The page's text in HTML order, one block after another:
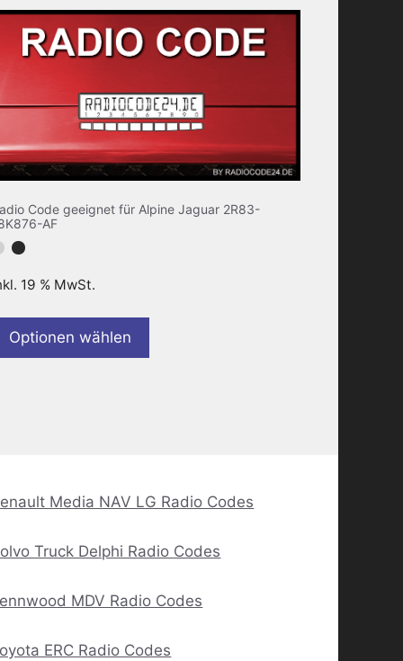
Code geeignet für Alpine Jaguar 2R83-
AF
19 % MwSt.
Optionen wählen
Media NAV LG Radio Codes
Truck Delphi Radio Codes
MDV Radio Codes
ERC Radio Codes